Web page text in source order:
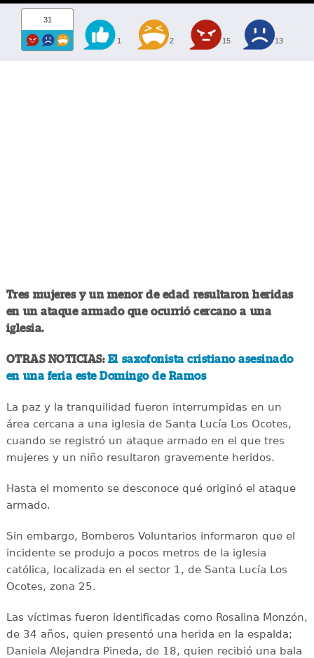
31
1 2 15 13
Tres mujeres y un menor de edad resultaron heridas
en un ataque armado que ocurrió cercano a una
iglesia.
OTRAS NOTICIAS: El saxofonista cristiano asesinado
en una feria este Domingo de Ramos
La paz y la tranquilidad fueron interrumpidas en un
área cercana a una iglesia de Santa Lucía Los Ocotes,
cuando se registró un ataque armado en el que tres
mujeres y un niño resultaron gravemente heridos.
Hasta el momento se desconoce qué originó el ataque
armado.
Sin embargo, Bomberos Voluntarios informaron que el
incidente se produjo a pocos metros de la iglesia
católica, localizada en el sector 1, de Santa Lucía Los
Ocotes, zona 25.
Las víctimas fueron identificadas como Rosalina Monzón,
de 34 años, quien presentó una herida en la espalda;
Daniela Alejandra Pineda, de 18, quien recibió una bala